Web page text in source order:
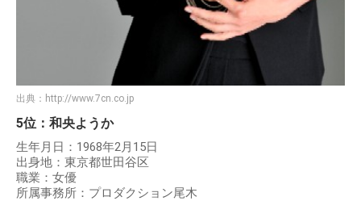
出典： http://www.7cn.co.jp
5位：和央ようか
生年月日：1968年2月15日
出身地：東京都世田谷区
職業：女優
所属事務所：プロダクション尾木